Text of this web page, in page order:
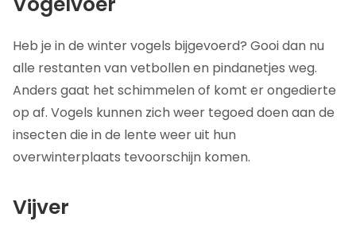
Heb je in de winter vogels bijgevoerd? Gooi dan nu
alle restanten van vetbollen en pindanetjes weg.
Anders gaat het schimmelen of komt er ongedierte
op af. Vogels kunnen zich weer tegoed doen aan de
insecten die in de lente weer uit hun
overwinterplaats tevoorschijn komen.
Vijver